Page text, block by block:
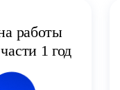
работы
1 год